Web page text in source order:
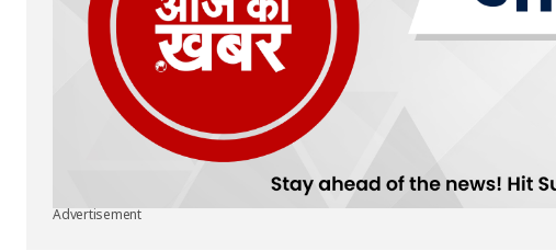
Advertisement